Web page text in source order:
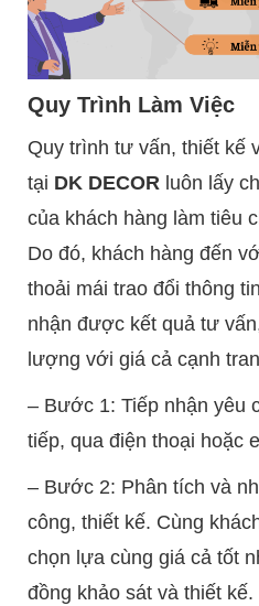
Quy Trình Làm Việc
Quy trình tư vấn, thiết kế
tại DK DECOR luôn lấy
của khách hàng làm tiêu
Do đó, khách hàng đến
thoải mái trao đổi thông
nhận được kết quả tư
lượng với giá cả cạnh
– Bước 1: Tiếp nhận yêu
tiếp, qua điện thoại hoặc
– Bước 2: Phân tích và
công, thiết kế. Cùng
chọn lựa cùng giá cả tốt
đồng khảo sát và thiết kế.